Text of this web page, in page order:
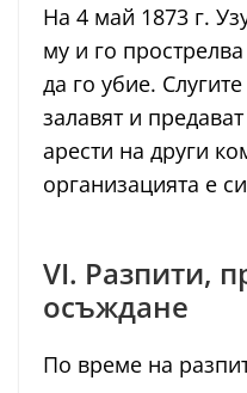
На 4 май 1873 г.
му и го
да го убие.
залавят и
арести на други
организацията е
VI. Разпити,
осъждане
По време на